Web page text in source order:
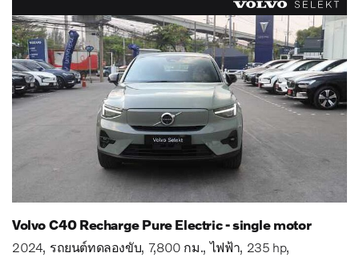
Volvo C40 Recharge Pure Electric - single motor
2024 รถยนต์ทดลองขับ 7,800 กม. ไฟฟ้า 235 hp